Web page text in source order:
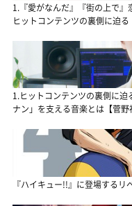
1.『愛がなんだ』『街の上で
ヒットコンテンツの裏側に迫る
1.ヒットコンテンツの裏側に
ナン」を支える音楽とは【菅野
『ハイキュー!!』に登場するリ